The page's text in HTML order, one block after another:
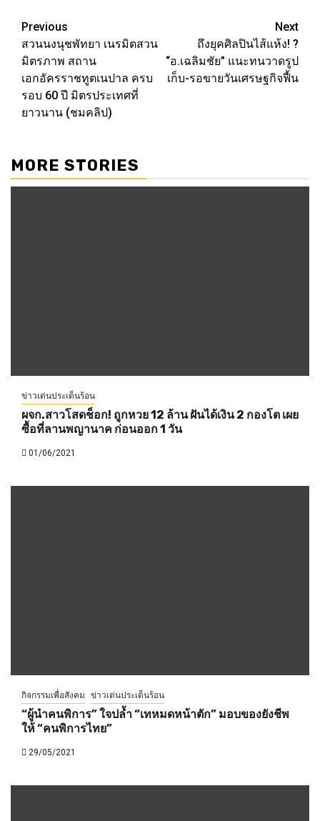
Post
navigation
Previous
สวนนงนุชพัทยา เนรมิตสวน
มิตรภาพ สถาน
เอกอัครราชทูตเนปาล ครบ
รอบ 60 ปี มิตรประเทศที่
ยาวนาน (ชมคลิป)
Next
ถึงยุคศิลปินไส้แห้ง! ?
“อ.เฉลิมชัย” แนะทนวาดรูป
เก็บ-รอขายวันเศรษฐกิจฟื้น
MORE STORIES
ข่าวเด่นประเด็นร้อน
ผจก.สาวโสดช็อก! ถูกหวย 12 ล้าน ฝันได้เงิน 2 กองโต เผย
ซื้อที่ลานพญานาค ก่อนออก 1 วัน
01/06/2021
กิจกรรมเพื่อสังคม ข่าวเด่นประเด็นร้อน
“ผู้นำคนพิการ” ใจปล้ำ “เทหมดหน้าตัก” มอบของยังชีพ
ให้ “คนพิการไทย”
29/05/2021